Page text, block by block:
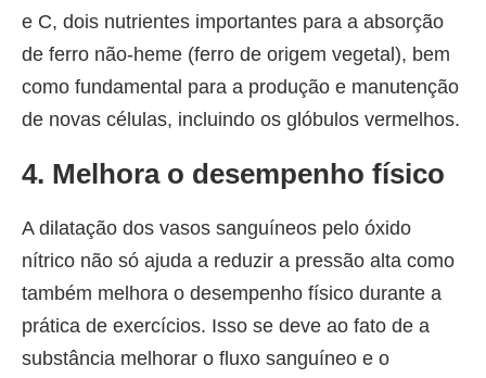
e C, dois nutrientes importantes para a absorção
de ferro não-heme (ferro de origem vegetal), bem
como fundamental para a produção e manutenção
de novas células, incluindo os glóbulos vermelhos.
4. Melhora o desempenho físico
A dilatação dos vasos sanguíneos pelo óxido
nítrico não só ajuda a reduzir a pressão alta como
também melhora o desempenho físico durante a
prática de exercícios. Isso se deve ao fato de a
substância melhorar o fluxo sanguíneo e o